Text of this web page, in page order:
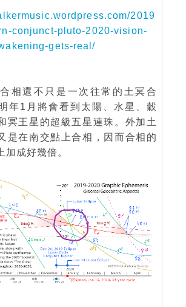
2019
conjunct-pluto-2020-vision-
gets-real/
相還不只是一次往常的土冥合
年1月將會看到太陽、水星、穀
冥王星的超級五星連珠。外加土
是在南交點上合相，因而合相的
加成好幾倍。